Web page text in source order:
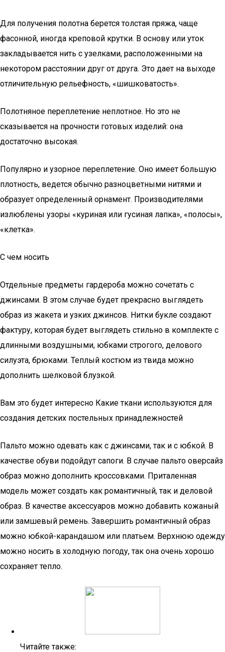
Для получения полотна берется толстая пряжа, чаще
фасонной, иногда креповой крутки. В основу или уток
закладывается нить с узелками, расположенными на
некотором расстоянии друг от друга. Это дает на выходе
отличительную рельефность, «шишковатость».
Полотняное переплетение неплотное. Но это не
сказывается на прочности готовых изделий: она
достаточно высокая.
Популярно и узорное переплетение. Оно имеет большую
плотность, ведется обычно разноцветными нитями и
образует определенный орнамент. Производителями
излюблены узоры «куриная или гусиная лапка», «полосы»,
«клетка».
С чем носить
Отдельные предметы гардероба можно сочетать с
джинсами. В этом случае будет прекрасно выглядеть
образ из жакета и узких джинсов. Нитки букле создают
фактуру, которая будет выглядеть стильно в комплекте с
длинными воздушными, юбками строгого, делового
силуэта, брюками. Теплый костюм из твида можно
дополнить шелковой блузкой.
Вам это будет интересно Какие ткани используются для
создания детских постельных принадлежностей
Пальто можно одевать как с джинсами, так и с юбкой. В
качестве обуви подойдут сапоги. В случае пальто оверсайз
образ можно дополнить кроссовками. Приталенная
модель может создать как романтичный, так и деловой
образ. В качестве аксессуаров можно добавить кожаный
или замшевый ремень. Завершить романтичный образ
можно юбкой-карандашом или платьем. Верхнюю одежду
можно носить в холодную погоду, так она очень хорошо
сохраняет тепло.
Читайте также: